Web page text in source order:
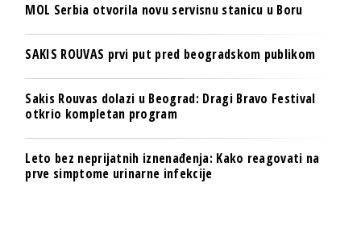
MOL Serbia otvorila novu servisnu stanicu u Boru
SAKIS ROUVAS prvi put pred beogradskom publikom
Sakis Rouvas dolazi u Beograd: Dragi Bravo Festival
otkrio kompletan program
Leto bez neprijatnih iznenađenja: Kako reagovati na
prve simptome urinarne infekcije